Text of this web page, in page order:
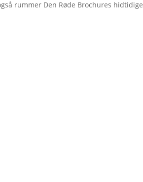
rummer Den Røde Brochures hidtidige